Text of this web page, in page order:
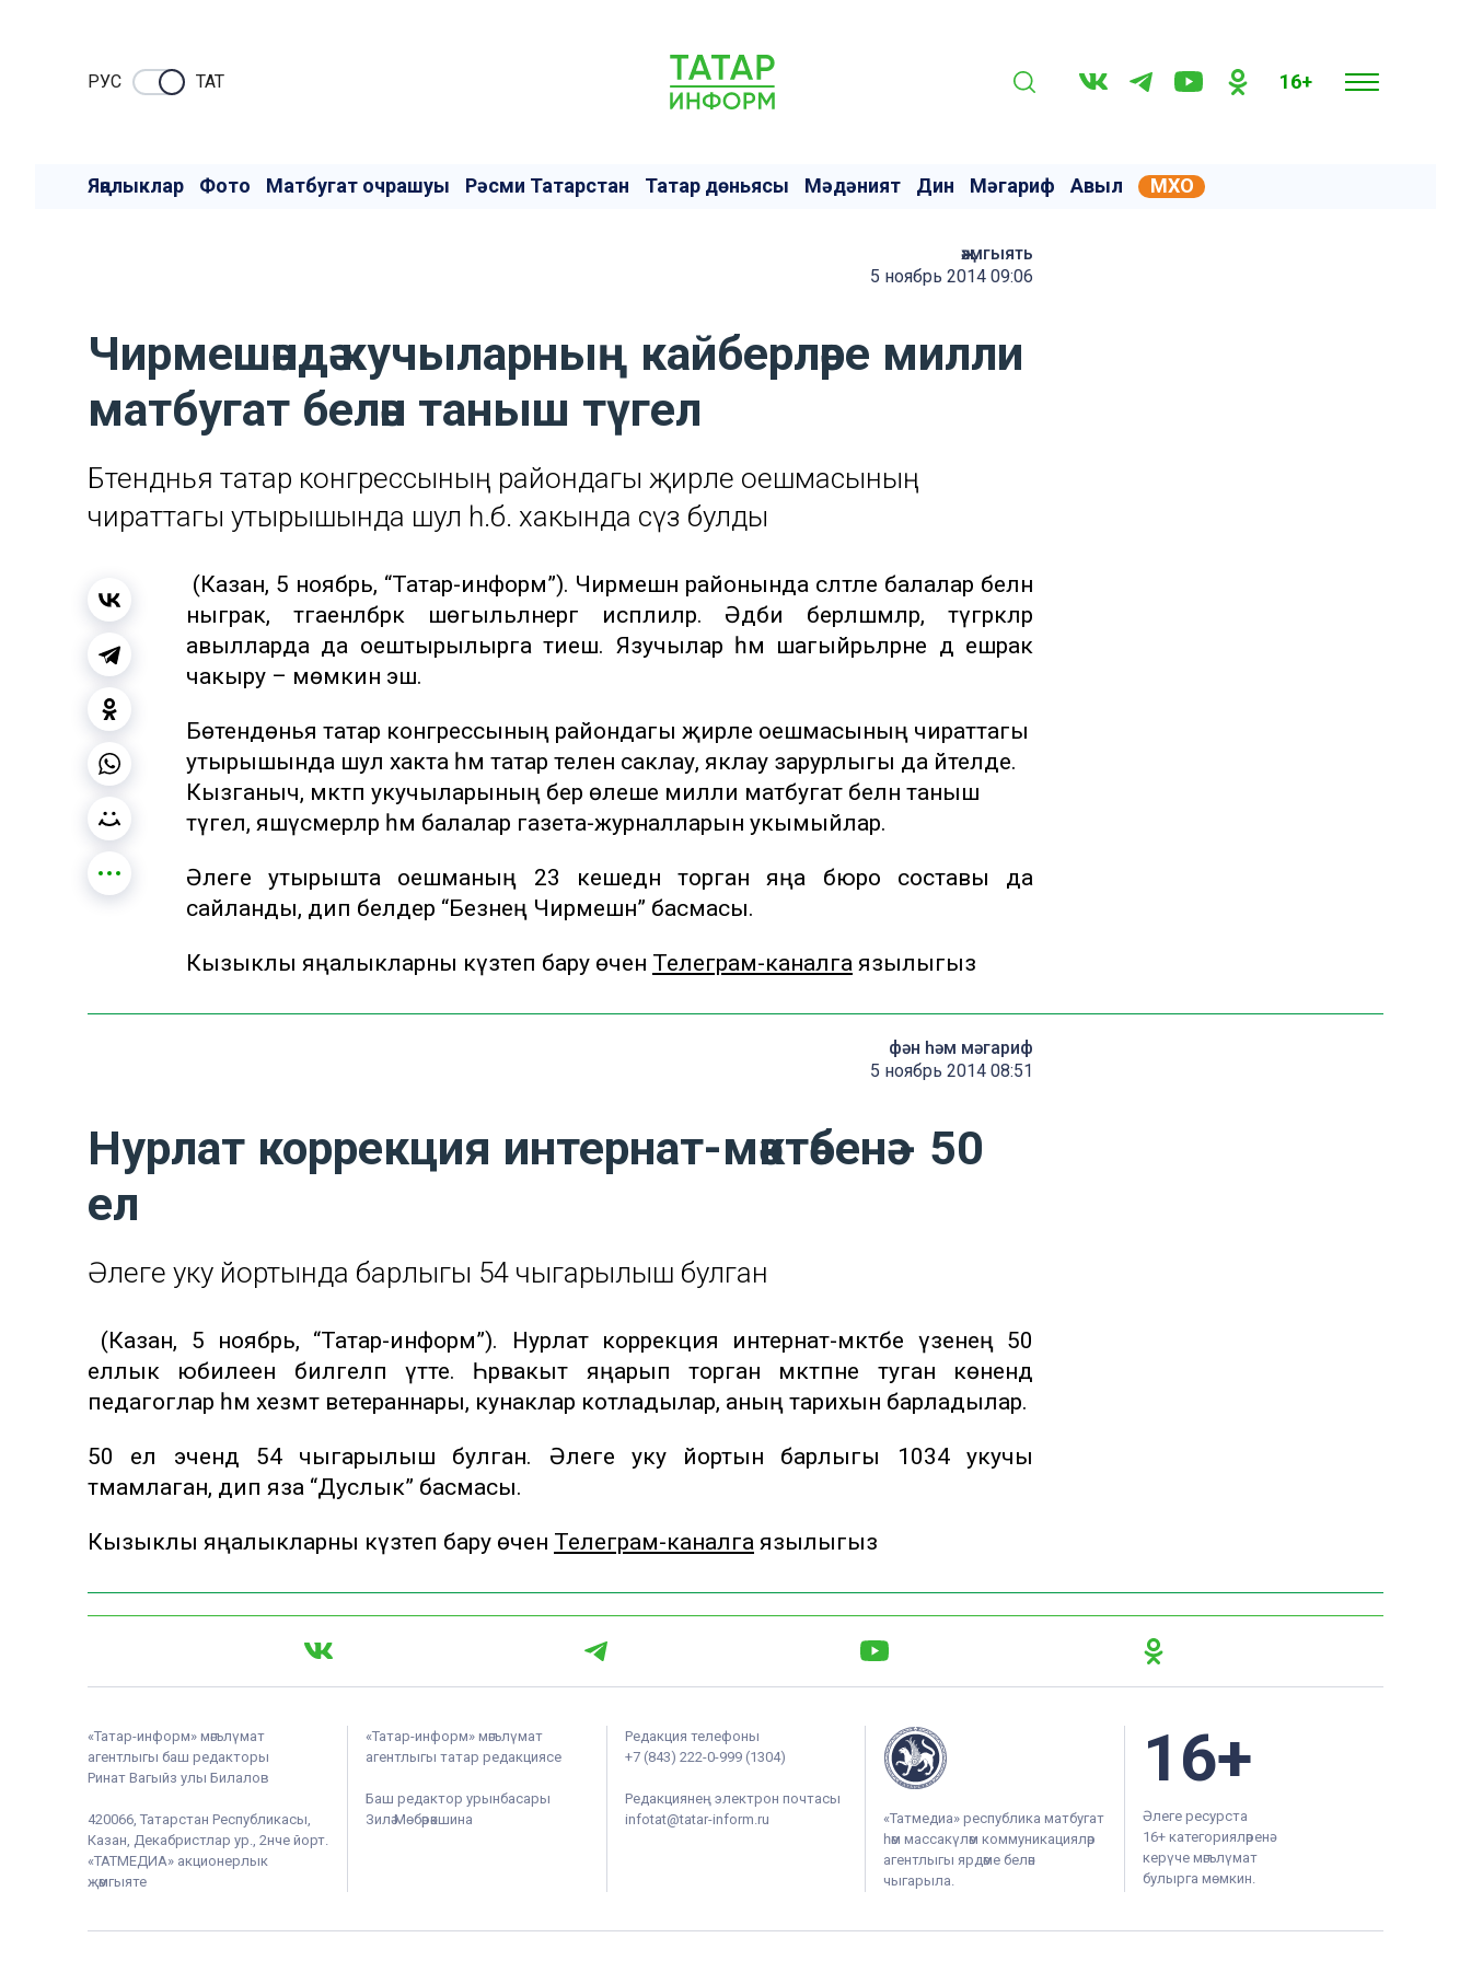
РУC ТАТ 16+
Яңалыклар Фото Матбугат очрашуы Рәсми Татарстан Татар дөньясы Мәдәният Дин Мәгариф Авыл МХО
җәмгыять
5 ноябрь 2014 09:06
Чирмешәндә кучыларның кайберләре милли
матбугат белән таныш түгел
Бөтендөнья татар конгрессының райондагы җирле оешмасының
чираттагы утырышында шул һ.б. хакында сүз булды
(Казан, 5 ноябрь, “Татар-информ”). Чирмешән районында сәләтле балалар белән
ныграк, тәгаенләбрәк шөгыльләнергә исәплиләр. Әдәби берләшмәләр, түгәрәкләр
авылларда да оештырылырга тиеш. Язучылар һәм шагыйрьләрне дә ешрак
чакыру – мөмкин эш.
Бөтендөнья татар конгрессының райондагы җирле оешмасының чираттагы
утырышында шул хакта һәм татар телен саклау, яклау зарурлыгы да әйтелде.
Кызганыч, мәктәп укучыларының бер өлеше милли матбугат белән таныш
түгел, яшүсмерләр һәм балалар газета-журналларын укымыйлар.
Әлеге утырышта оешманың 23 кешедән торган яңа бюро составы да
сайланды, дип белдерә “Безнең Чирмешән” басмасы.
Кызыклы яңалыкларны күзәтеп бару өчен Телеграм-каналга язылыгыз
фән һәм мәгариф
5 ноябрь 2014 08:51
Нурлат коррекция интернат-мәктәбенә - 50
ел
Әлеге уку йортында барлыгы 54 чыгарылыш булган
(Казан, 5 ноябрь, “Татар-информ”). Нурлат коррекция интернат-мәктәбе үзенең 50
еллык юбилеен билгеләп үтте. Һәрвакыт яңарып торган мәктәпне туган көнендә
педагоглар һәм хезмәт ветераннары, кунаклар котладылар, аның тарихын барладылар.
50 ел эчендә 54 чыгарылыш булган. Әлеге уку йортын барлыгы 1034 укучы
тәмамлаган, дип яза “Дуслык” басмасы.
Кызыклы яңалыкларны күзәтеп бару өчен Телеграм-каналга язылыгыз
«Татар-информ» мәгълүмат
агентлыгы баш редакторы
Ринат Вагыйз улы Билалов
420066, Татарстан Республикасы,
Казан, Декабристлар ур., 2нче йорт.
«ТАТМЕДИА» акционерлык
җәмгыяте
«Татар-информ» мәгълүмат
агентлыгы татар редакциясе
Баш редактор урынбасары
Зилә Мөбәрәкшина
Редакция телефоны
+7 (843) 222-0-999 (1304)
Редакциянең электрон почтасы
infotat@tatar-inform.ru
«Татмедиа» республика матбугат
һәм массакүләм коммуникацияләр
агентлыгы ярдәме белән
чыгарыла.
16+
Әлеге ресурста
16+ категорияләренә
керүче мәгълүмат
булырга мөмкин.